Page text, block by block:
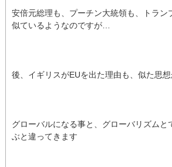
安倍元総理も、プーチン大統領も、トラン
似ているようなのですが…
後、イギリスがEUを出た理由も、似た思
グローバルになる事と、グローバリズムと
ぶと違ってきます